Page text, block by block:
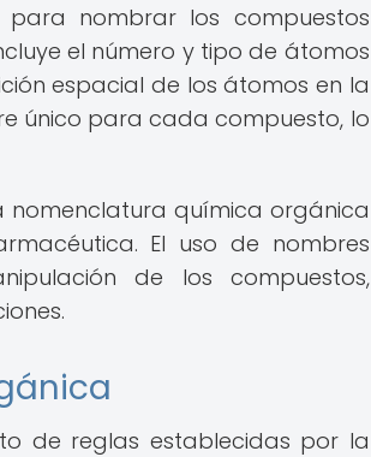
nombrar los compuestos
el número y tipo de átomos
espacial de los átomos en la
único para cada compuesto, lo
nomenclatura química orgánica
El uso de nombres
de los compuestos,
de reglas establecidas por la